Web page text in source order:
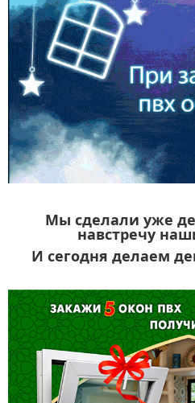
Мы сделали уже
навстречу
И сегодня делаем